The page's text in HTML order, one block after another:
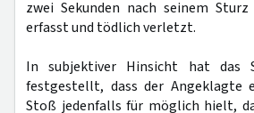
zwei Sekunden nach seinem
erfasst und tödlich verletzt.
In subjektiver Hinsicht hat das
festgestellt, dass der Angeklagte
Stoß jedenfalls für möglich hielt,